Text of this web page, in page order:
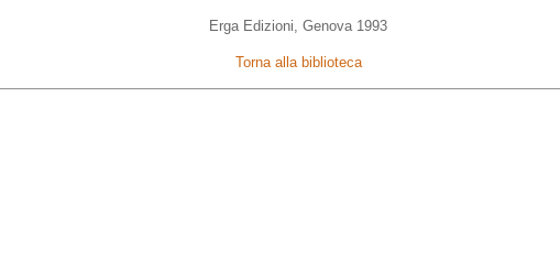
Erga Edizioni, Genova 1993
Torna alla biblioteca